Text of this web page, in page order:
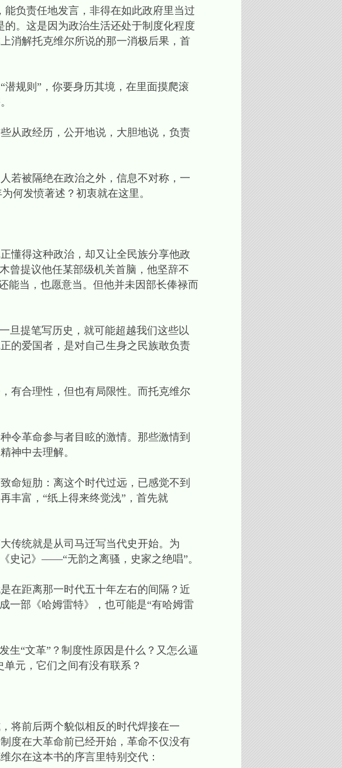
负责任地发言，非得在如此政府里当过
。这是因为政治生活还处于制度化程度
消解托克维尔所说的那一消极后果，首
规则”，你要身历其境，在里面摸爬滚
政经历，公开地说，大胆地说，负责
被隔绝在政治之外，信息不对称，一
何发愤著述？初衷就在这里。
得这种政治，却又让全民族分享他政
曾提议他任某部级机关首脑，他坚辞不
能当，也愿意当。但他并未因部长俸禄而
提笔写历史，就可能超越我们这些以
的爱国者，是对自己生身之民族敢负责
合理性，但也有局限性。而托克维尔
革命参与者目眩的激情。那些激情到
神中去理解。
短肋：离这个时代过远，已感觉不到
丰富，“纸上得来终觉浅”，首先就
统就是从司马迁写当代史开始。为
史记》——“无韵之离骚，史家之绝唱”。
距离那一时代五十年左右的间隔？近
一部《哈姆雷特》，也可能是“有哈姆雷
“文革”？制度性原因是什么？又怎么逼
元，它们之间有没有联系？
前后两个貌似相反的时代焊接在一
度在大革命前已经开始，革命不仅没有
尔在这本书的序言里特别交代：